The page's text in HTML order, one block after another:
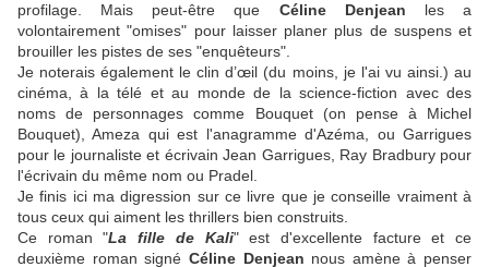
profilage. Mais peut-être que Céline Denjean les a
volontairement "omises" pour laisser planer plus de suspens et
brouiller les pistes de ses "enquêteurs".
Je noterais également le clin d’œil (du moins, je l'ai vu ainsi.) au
cinéma, à la télé et au monde de la science-fiction avec des
noms de personnages comme Bouquet (on pense à Michel
Bouquet), Ameza qui est l'anagramme d'Azéma, ou Garrigues
pour le journaliste et écrivain Jean Garrigues, Ray Bradbury pour
l'écrivain du même nom ou Pradel.
Je finis ici ma digression sur ce livre que je conseille vraiment à
tous ceux qui aiment les thrillers bien construits.
Ce roman "La fille de Kali" est d'excellente facture et ce
deuxième roman signé Céline Denjean nous amène à penser